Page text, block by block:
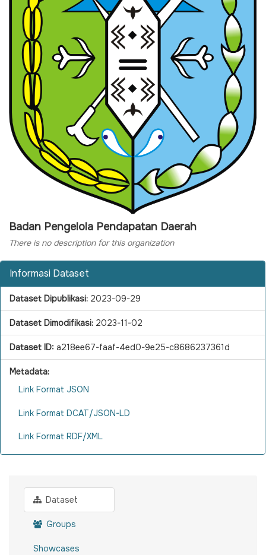
Badan Pengelola Pendapatan Daerah
There is no description for this organization
Informasi Dataset
Dataset Dipublikasi: 2023-09-29
Dataset Dimodifikasi: 2023-11-02
Dataset ID: a218ee67-faaf-4ed0-9e25-c8686237361d
Metadata:
Link Format JSON
Link Format DCAT/JSON-LD
Link Format RDF/XML
Dataset
Groups
Showcases